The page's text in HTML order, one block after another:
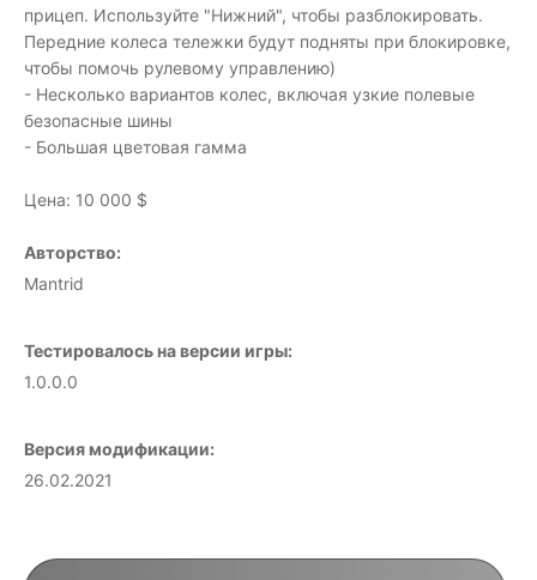
прицеп. Используйте "Нижний", чтобы разблокировать.
Передние колеса тележки будут подняты при блокировке,
чтобы помочь рулевому управлению)
- Несколько вариантов колес, включая узкие полевые
безопасные шины
- Большая цветовая гамма
Цена: 10 000 $
Авторство:
Mantrid
Тестировалось на версии игры:
1.0.0.0
Версия модификации:
26.02.2021